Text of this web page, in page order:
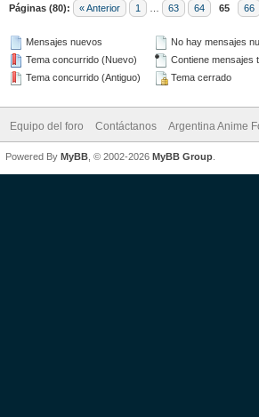
Páginas (80): « Anterior 1 63 64 65 66
Mensajes nuevos
Tema concurrido (Nuevo)
Tema concurrido (Antiguo)
No hay mensajes
Contiene mensajes
Tema cerrado
Equipo del foro Contáctanos Argentina Anime
Powered By MyBB , © 2002-2026 MyBB Group